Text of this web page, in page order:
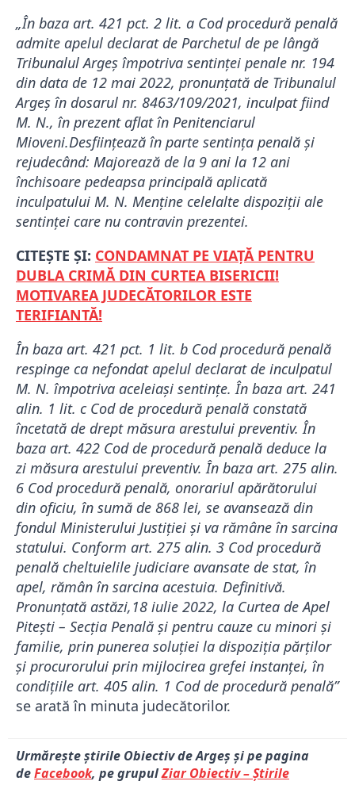
„În baza art. 421 pct. 2 lit. a Cod procedură penală
admite apelul declarat de Parchetul de pe lângă
Tribunalul Argeş împotriva sentinţei penale nr. 194
din data de 12 mai 2022, pronunţată de Tribunalul
Argeş în dosarul nr. 8463/109/2021, inculpat fiind
M. N., în prezent aflat în Penitenciarul
Mioveni.Desfiinţează în parte sentinţa penală şi
rejudecând: Majorează de la 9 ani la 12 ani
închisoare pedeapsa principală aplicată
inculpatului M. N. Menţine celelalte dispoziţii ale
sentinţei care nu contravin prezentei.
CITEȘTE ȘI: CONDAMNAT PE VIAȚĂ PENTRU
DUBLA CRIMĂ DIN CURTEA BISERICII!
MOTIVAREA JUDECĂTORILOR ESTE
TERIFIANTĂ!
În baza art. 421 pct. 1 lit. b Cod procedură penală
respinge ca nefondat apelul declarat de inculpatul
M. N. împotriva aceleiaşi sentinţe. În baza art. 241
alin. 1 lit. c Cod de procedură penală constată
încetată de drept măsura arestului preventiv. În
baza art. 422 Cod de procedură penală deduce la
zi măsura arestului preventiv. În baza art. 275 alin.
6 Cod procedură penală, onorariul apărătorului
din oficiu, în sumă de 868 lei, se avansează din
fondul Ministerului Justiţiei şi va rămâne în sarcina
statului. Conform art. 275 alin. 3 Cod procedură
penală cheltuielile judiciare avansate de stat, în
apel, rămân în sarcina acestuia. Definitivă.
Pronunţată astăzi,18 iulie 2022, la Curtea de Apel
Piteşti – Secţia Penală şi pentru cauze cu minori şi
familie, prin punerea soluţiei la dispoziţia părţilor
şi procurorului prin mijlocirea grefei instanţei, în
condiţiile art. 405 alin. 1 Cod de procedură penală”
se arată în minuta judecătorilor.
Urmărește știrile Obiectiv de Argeș și pe pagina
deFacebook, pe grupulZiar Obiectiv – Știrile